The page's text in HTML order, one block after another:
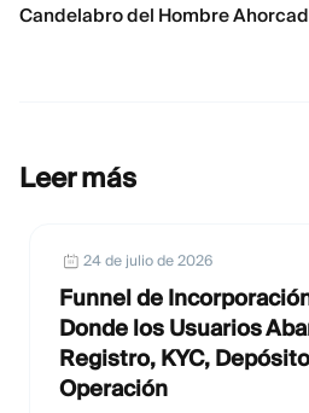
Candelabro del Hombre
Leer más
24 de julio de 2026
Funnel de
Donde los Usuarios
Registro, KYC,
Operación